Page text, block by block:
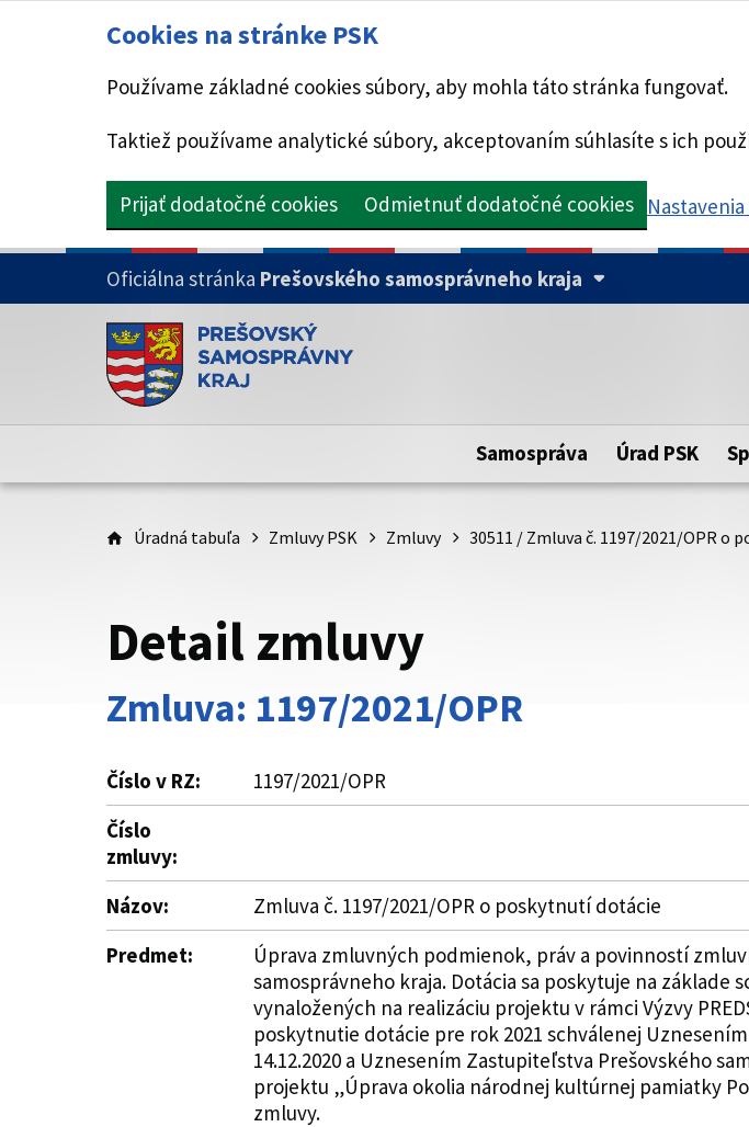
Cookies na stránke PSK
Používame základné cookies súbory, aby mohla táto stránka fungovať.
Taktiež používame analytické súbory, akceptovaním súhlasíte s ich
Prijať dodatočné cookies Odmietnuť dodatočné cookies
PRESKOČIŤ NA HLAVNÝ OBSAH
Oficiálna stránka Prešovského samosprávneho kraja
Doména psk.sk je oficiálna
Toto je oficiálna webová stránka Prešovského samosprávneho kraja.
Samospráva Úrad PSK
Úradná tabuľa Zmluvy PSK Zmluvy 30511 / Zmluva č. 1197/2021/OPR o
Detail zmluvy
Zmluva: 1197/2021/OPR
Číslo v RZ:
1197/2021/OPR
Číslo
zmluvy:
Názov:
Zmluva č. 1197/2021/OPR o poskytnutí dotácie
Predmet:
Úprava zmluvných podmienok, práv a povinností
samosprávneho kraja. Dotácia sa poskytuje na
vynaložených na realizáciu projektu v rámci Výzvy
poskytnutie dotácie pre rok 2021 schválenej
14.12.2020 a Uznesením Zastupiteľstva Prešovského
projektu „Úprava okolia národnej kultúrnej pamiatky
zmluvy.